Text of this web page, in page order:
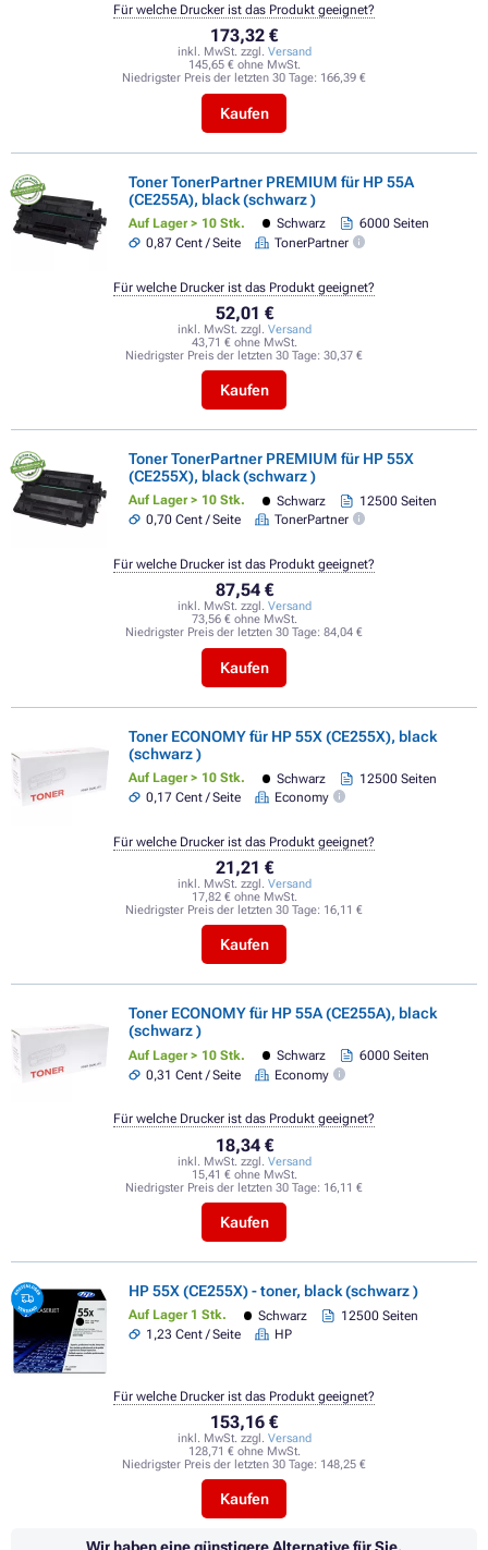
173,32 €
inkl. MwSt. zzgl. Versand
145,65 € ohne MwSt.
Niedrigster Preis der letzten 30 Tage: 166,39 €
Kaufen
Für welche Drucker ist das Produkt geeignet?
Toner TonerPartner PREMIUM für HP 55A
(CE255A), black (schwarz )
Auf Lager > 10 Stk. Schwarz
6000 Seiten
0,87 Cent / Seite
TonerPartner
52,01 €
inkl. MwSt. zzgl. Versand
43,71 € ohne MwSt.
Niedrigster Preis der letzten 30 Tage: 30,37 €
Kaufen
Für welche Drucker ist das Produkt geeignet?
Toner TonerPartner PREMIUM für HP 55X
(CE255X), black (schwarz )
Auf Lager > 10 Stk. Schwarz
12500 Seiten
0,70 Cent / Seite
TonerPartner
87,54 €
inkl. MwSt. zzgl. Versand
73,56 € ohne MwSt.
Niedrigster Preis der letzten 30 Tage: 84,04 €
Kaufen
Für welche Drucker ist das Produkt geeignet?
Toner ECONOMY für HP 55X (CE255X), black
(schwarz )
Auf Lager > 10 Stk. Schwarz
12500 Seiten
0,17 Cent / Seite
Economy
21,21 €
inkl. MwSt. zzgl. Versand
17,82 € ohne MwSt.
Niedrigster Preis der letzten 30 Tage: 16,11 €
Kaufen
Für welche Drucker ist das Produkt geeignet?
Toner ECONOMY für HP 55A (CE255A), black
(schwarz )
Auf Lager > 10 Stk. Schwarz
6000 Seiten
0,31 Cent / Seite
Economy
18,34 €
inkl. MwSt. zzgl. Versand
15,41 € ohne MwSt.
Niedrigster Preis der letzten 30 Tage: 16,11 €
Kaufen
Für welche Drucker ist das Produkt geeignet?
HP 55X (CE255X) - toner, black (schwarz )
Auf Lager 1 Stk. Schwarz
12500 Seiten
1,23 Cent / Seite
HP
153,16 €
inkl. MwSt. zzgl. Versand
128,71 € ohne MwSt.
Niedrigster Preis der letzten 30 Tage: 148,25 €
Kaufen
Für welche Drucker ist das Produkt geeignet?